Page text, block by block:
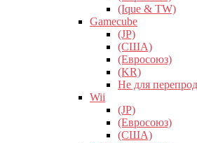
(Ique & TW)
Gamecube
(JP)
(США)
(Евросоюз)
(KR)
Не для
Wii
(JP)
(Евросоюз)
(США)